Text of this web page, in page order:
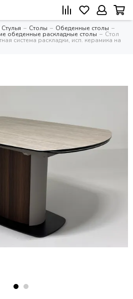
Столы Обеденные столы
обеденные раскладные столы Стол
система раскладки, исп. керамика на